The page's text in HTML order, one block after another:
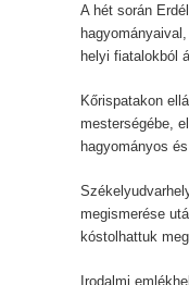
A hét során
helyi fiatalokból
Kőrispatakon
mesterségébe,
hagyományos
megismerése
kóstolhattuk
Irodalmi